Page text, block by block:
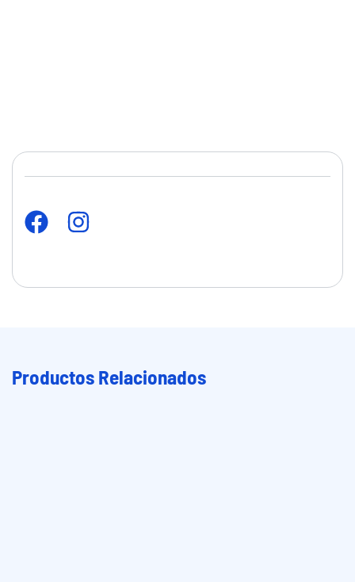
Productos Relacionados